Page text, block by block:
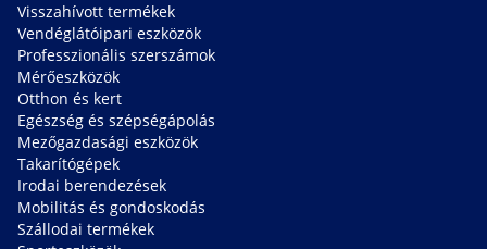
Visszahívott termékek
Vendéglátóipari eszközök
Professzionális szerszámok
Mérőeszközök
Otthon és kert
Egészség és szépségápolás
Mezőgazdasági eszközök
Takarítógépek
Irodai berendezések
Mobilitás és gondoskodás
Szállodai termékek